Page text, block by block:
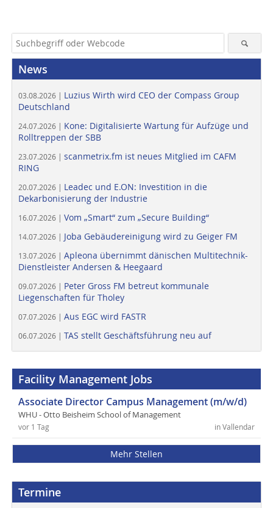
News
03.08.2026 | Luzius Wirth wird CEO der Compass Group
Deutschland
24.07.2026 | Kone: Digitalisierte Wartung für Aufzüge und
Rolltreppen der SBB
23.07.2026 | scanmetrix.fm ist neues Mitglied im CAFM
RING
20.07.2026 | Leadec und E.ON: Investition in die
Dekarbonisierung der Industrie
16.07.2026 | Vom „Smart“ zum „Secure Building“
14.07.2026 | Joba Gebäudereinigung wird zu Geiger FM
13.07.2026 | Apleona übernimmt dänischen Multitechnik-
Dienstleister Andersen & Heegaard
09.07.2026 | Peter Gross FM betreut kommunale
Liegenschaften für Tholey
07.07.2026 | Aus EGC wird FASTR
06.07.2026 | TAS stellt Geschäftsführung neu auf
Facility Management Jobs
Associate Director Campus Management (m/w/d)
WHU - Otto Beisheim School of Management
in Vallendar
vor 1 Tag
Mehr Stellen
Termine